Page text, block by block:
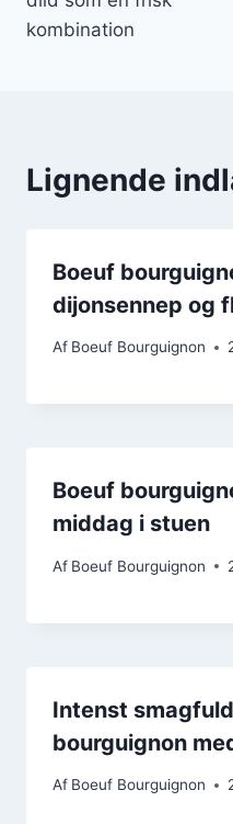
kombination
Lignende
Boeuf
dijonsennep og
Af Boeuf Bourguignon
Boeuf
middag i stuen
Af Boeuf Bourguignon
Intenst
bourguignon
Af Boeuf Bourguignon